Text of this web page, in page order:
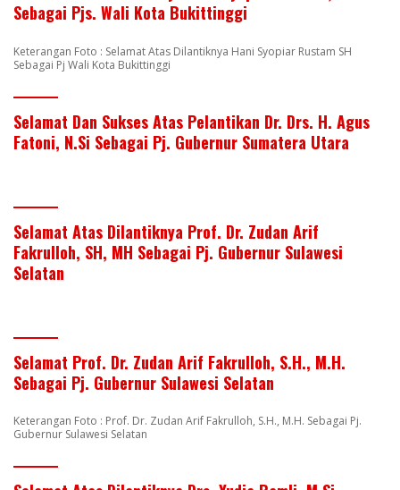
Sebagai Pjs. Wali Kota Bukittinggi
Keterangan Foto : Selamat Atas Dilantiknya Hani Syopiar Rustam SH
Sebagai Pj Wali Kota Bukittinggi
Selamat Dan Sukses Atas Pelantikan Dr. Drs. H. Agus
Fatoni, N.Si Sebagai Pj. Gubernur Sumatera Utara
Selamat Atas Dilantiknya Prof. Dr. Zudan Arif
Fakrulloh, SH, MH Sebagai Pj. Gubernur Sulawesi
Selatan
Selamat Prof. Dr. Zudan Arif Fakrulloh, S.H., M.H.
Sebagai Pj. Gubernur Sulawesi Selatan
Keterangan Foto : Prof. Dr. Zudan Arif Fakrulloh, S.H., M.H. Sebagai Pj.
Gubernur Sulawesi Selatan